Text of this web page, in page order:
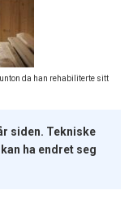
da han rehabiliterte sitt
siden. Tekniske
ha endret seg